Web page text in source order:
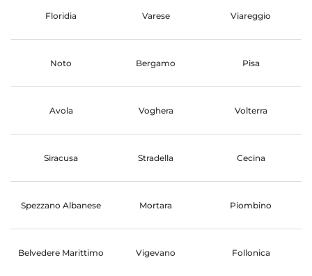
Floridia Varese Viareggio
Noto Bergamo Pisa
Avola Voghera Volterra
Siracusa Stradella Cecina
Spezzano Albanese Mortara Piombino
Belvedere Marittimo Vigevano Follonica